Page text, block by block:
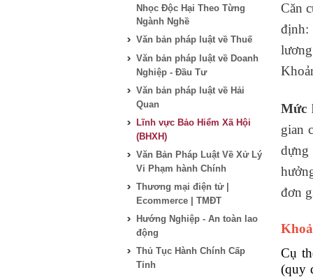
Nhọc Độc Hại Theo Từng
Ngành Nghề
Văn bản pháp luật về Thuế
Văn bản pháp luật về Doanh
Nghiệp - Đầu Tư
Văn bản pháp luật về Hải
Quan
Lĩnh vực Bảo Hiểm Xã Hội
(BHXH)
Văn Bản Pháp Luật Về Xử Lý
Vi Phạm hành Chính
Thương mại điện tử |
Ecommerce | TMĐT
Hướng Nghiệp - An toàn lao
động
Thủ Tục Hành Chính Cấp
Tỉnh
Căn
định:
Mức
gian
đơn
Cụ
(quy